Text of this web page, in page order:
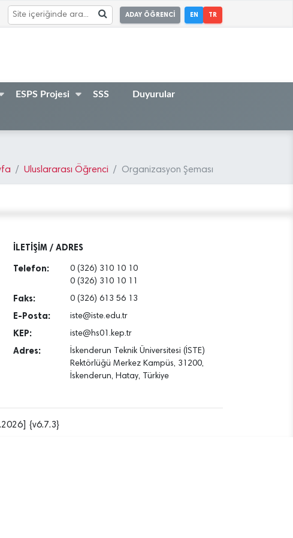
ADAY ÖĞRENCİ EN TR
ESPS Projesi SSS Duyurular
Uluslararası Öğrenci Organizasyon Şeması
İLETİŞİM / ADRES
Telefon:
0 (326) 310 10 10
0 (326) 310 10 11
Faks: 0 (326) 613 56 13
E-Posta: iste@iste.edu.tr
KEP: iste@hs01.kep.tr
Adres:
İskenderun Teknik Üniversitesi (İSTE)
Rektörlüğü Merkez Kampüs, 31200,
İskenderun, Hatay, Türkiye
{v6.7.3}